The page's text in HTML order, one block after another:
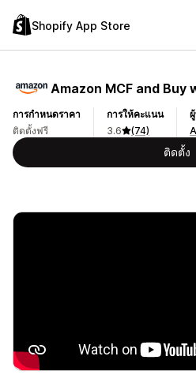
Shopify App Store
Amazon MCF and Buy
การกำหนดราคา
ติดตั้งฟรี
การให้คะแนน
3.6
(74)
ติดตั้ง